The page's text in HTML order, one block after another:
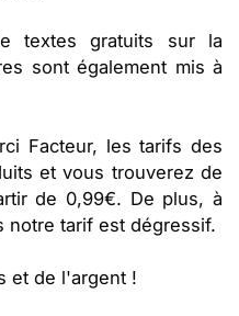
textes gratuits sur la
sont également mis à
Facteur, les tarifs des
et vous trouverez de
de 0,99€. De plus, à
notre tarif est dégressif.
et de l'argent !